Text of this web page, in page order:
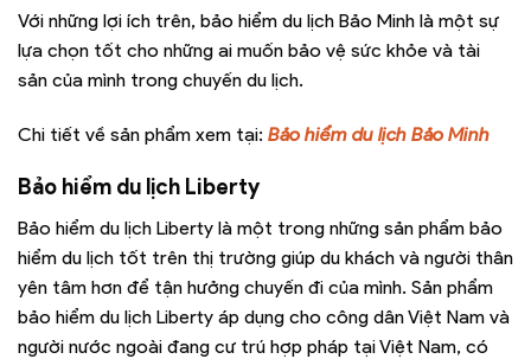
Với những lợi ích trên, bảo hiểm du lịch Bảo Minh là một sự
lựa chọn tốt cho những ai muốn bảo vệ sức khỏe và tài
sản của mình trong chuyến du lịch.
Chi tiết về sản phẩm xem tại: Bảo hiểm du lịch Bảo Minh
Bảo hiểm du lịch Liberty
Bảo hiểm du lịch Liberty là một trong những sản phẩm bảo
hiểm du lịch tốt trên thị trường giúp du khách và người thân
yên tâm hơn để tận hưởng chuyến đi của mình. Sản phẩm
bảo hiểm du lịch Liberty áp dụng cho công dân Việt Nam và
người nước ngoài đang cư trú hợp pháp tại Việt Nam, có